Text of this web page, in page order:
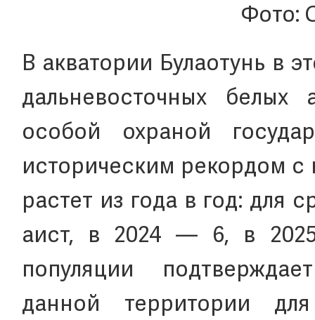
Фото:
В акватории Булаотунь в
дальневосточных
особой охраной
историческим рекордом с
растет из года в год: для
аист, в 2024 — 6, в
популяции
данной территории